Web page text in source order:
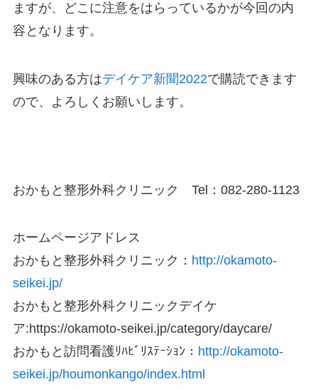
ますが、どこに注意をはらっているかが今回の内
容となります。
興味のある方はデイケア新聞2022で購読できます
ので、よろしくお願いします。
おかもと整形外科クリニック Tel：082‐280‐1123
ホームページアドレス
おかもと整形外科クリニック： http://okamoto-
seikei.jp/
おかもと整形外科クリニックデイケ
ア:https://okamoto-seikei.jp/category/daycare/
おかもと訪問看護ﾘﾊﾋﾞﾘｽﾃｰｼｮﾝ： http://okamoto-
seikei.jp/houmonkango/index.html